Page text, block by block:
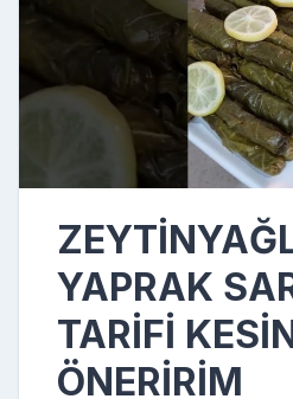
YAPRAK
TARİFİ
ÖNERİRİM